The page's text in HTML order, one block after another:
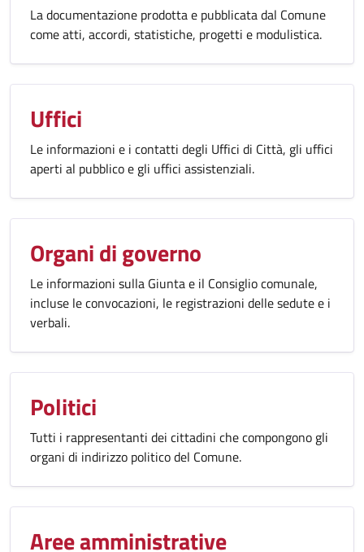
La documentazione prodotta e pubblicata dal Comune
come atti, accordi, statistiche, progetti e modulistica.
Uffici
Le informazioni e i contatti degli Uffici di Città, gli uffici
aperti al pubblico e gli uffici assistenziali.
Organi di governo
Le informazioni sulla Giunta e il Consiglio comunale,
incluse le convocazioni, le registrazioni delle sedute e i
verbali.
Politici
Tutti i rappresentanti dei cittadini che compongono gli
organi di indirizzo politico del Comune.
Aree amministrative